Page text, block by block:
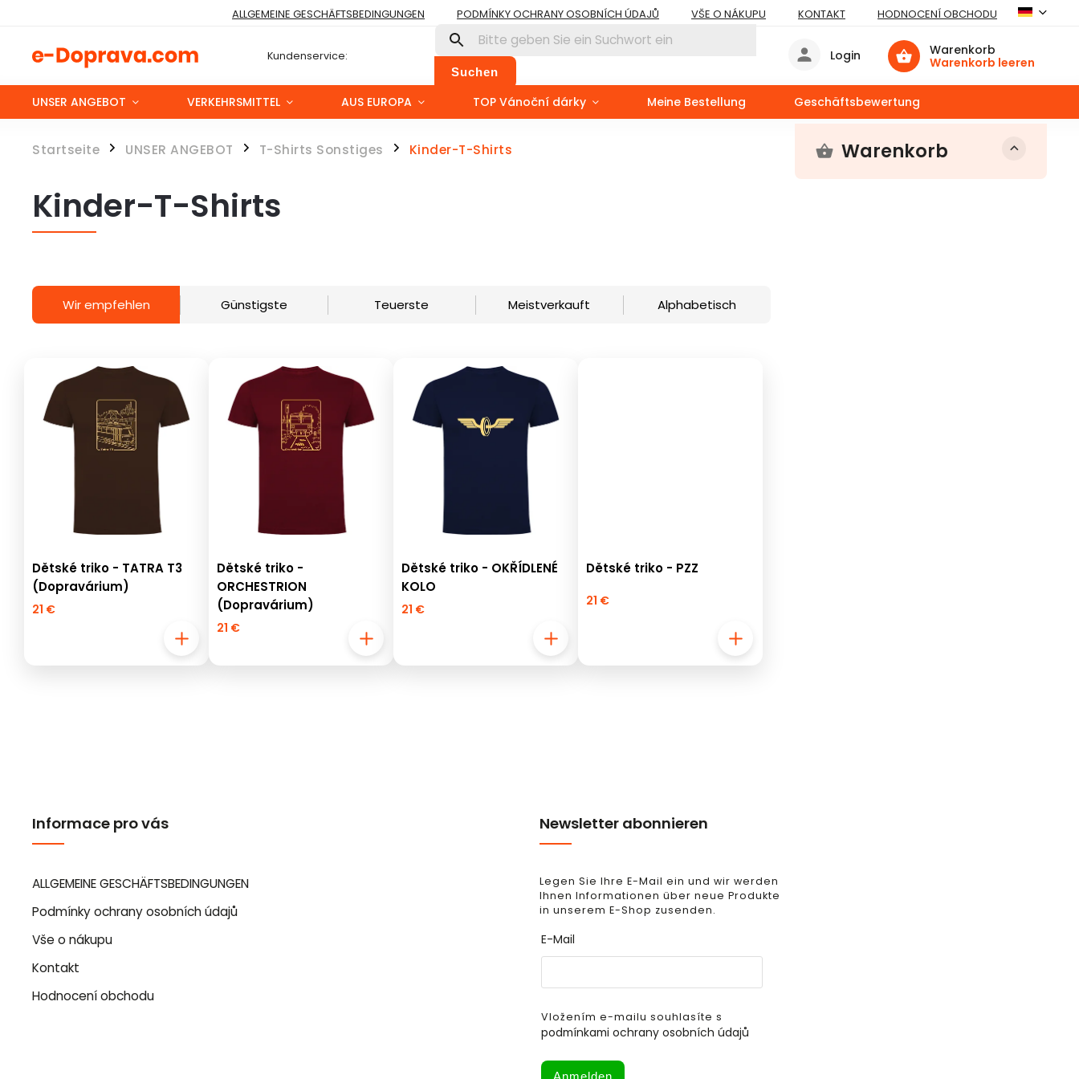
ALLGEMEINE GESCHÄFTSBEDINGUNGEN PODMÍNKY OCHRANY OSOBNÍCH ÚDAJŮ VŠE O NÁKUPU KONTAKT HODNOCENÍ OBCHODU
Kundenservice:
Suchen
Warenkorb
Warenkorb leeren
Login
UNSER ANGEBOT VERKEHRSMITTEL AUS EUROPA TOP Vánoční dárky Meine Bestellung Geschäftsbewertung
Startseite / UNSER ANGEBOT / T-Shirts Sonstiges / Kinder-T-Shirts Warenkorb
Kinder-T-Shirts
Wir empfehlen Günstigste Teuerste Meistverkauft Alphabetisch
Dětské triko - TATRA T3
(Dopravárium)
21 €
Dětské triko -
ORCHESTRION
(Dopravárium)
21 €
Dětské triko - OKŘÍDLENÉ
KOLO
21 €
Dětské triko - PZZ
21 €
Informace pro vás
ALLGEMEINE GESCHÄFTSBEDINGUNGEN
Podmínky ochrany osobních údajů
Vše o nákupu
Kontakt
Hodnocení obchodu
Newsletter abonnieren
Legen Sie Ihre E-Mail ein und wir werden
Ihnen Informationen über neue Produkte
in unserem E-Shop zusenden.
E-Mail
Vložením e-mailu souhlasíte s
podmínkami ochrany osobních údajů